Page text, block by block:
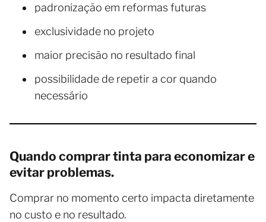
padronização em reformas futuras
exclusividade no projeto
maior precisão no resultado final
possibilidade de repetir a cor quando
necessário
Quando comprar tinta para economizar e
evitar problemas.
Comprar no momento certo impacta diretamente
no custo e no resultado.